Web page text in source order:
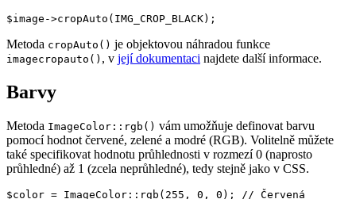
Metoda cropAuto() je objektovou náhradou funkce
imagecropauto() , v její dokumentaci najdete další informace.
Barvy
Metoda ImageColor::rgb() vám umožňuje definovat barvu
pomocí hodnot červené, zelené a modré (RGB). Volitelně můžete
také specifikovat hodnotu průhlednosti v rozmezí 0 (naprosto
průhledné) až 1 (zcela neprůhledné), tedy stejně jako v CSS.
$color = ImageColor::rgb(255, 0, 0); // Červená